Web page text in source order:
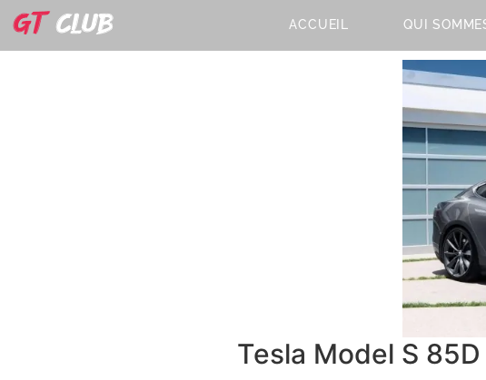
ACCUEIL QUI
Tesla Model S